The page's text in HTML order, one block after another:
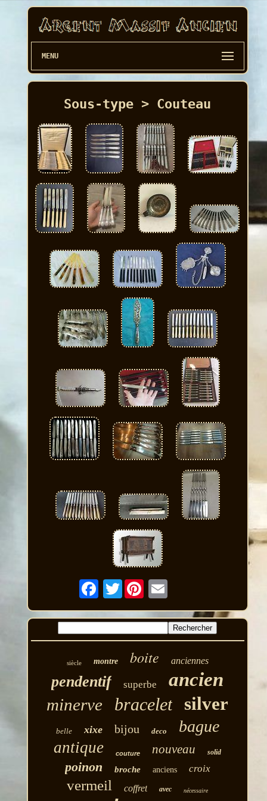
MENU
Sous-type > Couteau
Twitter
siècle montre boite anciennes
pendentif superbe ancien
minerve bracelet silver
belle xixe bijou deco bague
antique couture nouveau solid
poinon broche anciens croix
vermeil coffret avec nécessaire